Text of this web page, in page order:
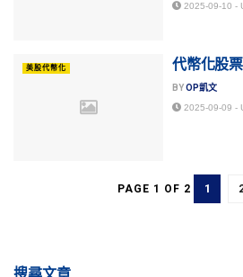
2025-09-10 -
美股代幣化 代幣化股
BYOP凱文
2025-09-09 -
PAGE 1 OF 2 1